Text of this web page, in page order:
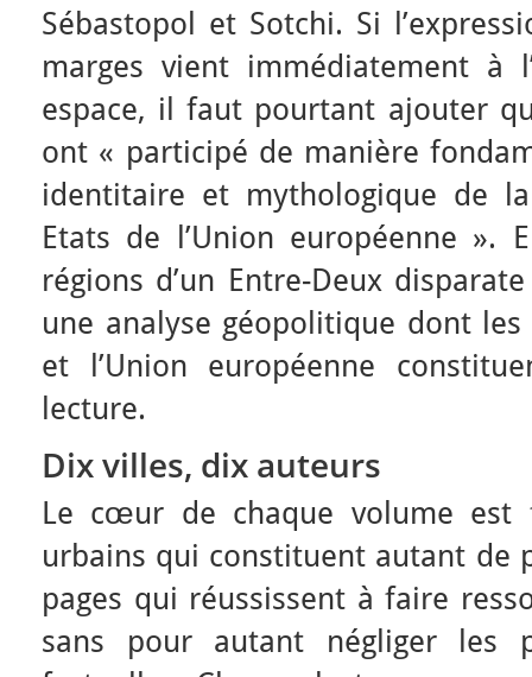
Sébastopol et Sotchi. Si
marges vient immédiatement à
espace, il faut pourtant ajouter
ont « participé de manière
identitaire et mythologique de
Etats de l’Union européenne ».
régions d’un Entre-Deux
une analyse géopolitique dont
et l’Union européenne
lecture.
Dix villes, dix auteurs
Le cœur de chaque volume
urbains qui constituent autant de
pages qui réussissent à faire
sans pour autant négliger les